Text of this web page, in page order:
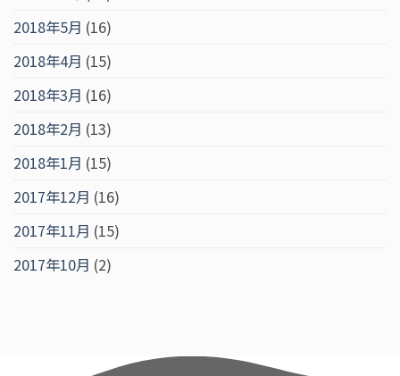
2018年5月 (16)
2018年4月 (15)
2018年3月 (16)
2018年2月 (13)
2018年1月 (15)
2017年12月 (16)
2017年11月 (15)
2017年10月 (2)